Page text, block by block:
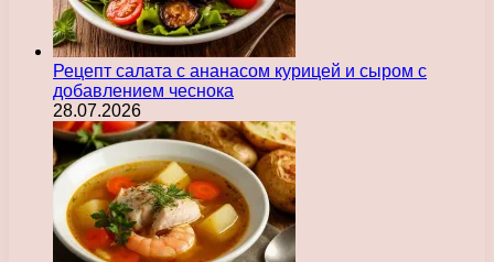
Рецепт салата с ананасом курицей и сыром с
добавлением чеснока
28.07.2026